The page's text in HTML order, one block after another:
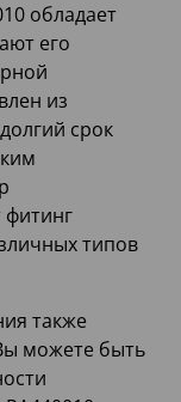
обладает
его
из
срок
фитинг
типов
также
можете быть